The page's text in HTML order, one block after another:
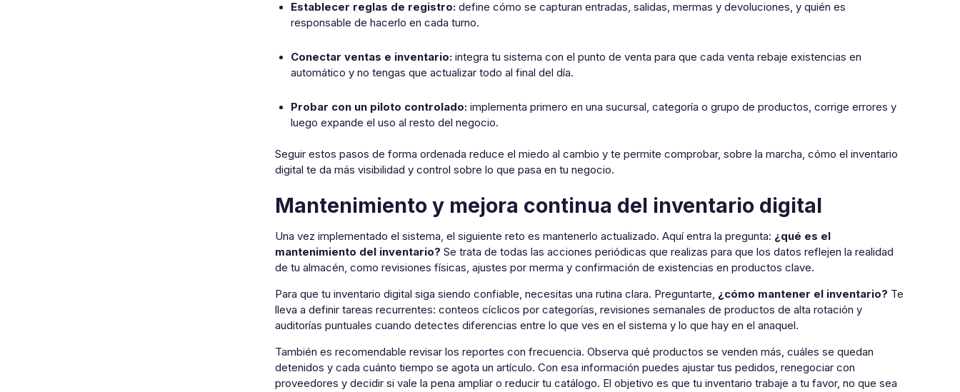
Establecer reglas de registro: define cómo se capturan entradas, salidas, mermas y devoluciones, y quién es
responsable de hacerlo en cada turno.
Conectar ventas e inventario: integra tu sistema con el punto de venta para que cada venta rebaje existencias en
automático y no tengas que actualizar todo al final del día.
Probar con un piloto controlado: implementa primero en una sucursal, categoría o grupo de productos, corrige errores y
luego expande el uso al resto del negocio.
Seguir estos pasos de forma ordenada reduce el miedo al cambio y te permite comprobar, sobre la marcha, cómo el inventario
digital te da más visibilidad y control sobre lo que pasa en tu negocio.
Mantenimiento y mejora continua del inventario digital
Una vez implementado el sistema, el siguiente reto es mantenerlo actualizado. Aquí entra la pregunta: ¿qué es el
mantenimiento del inventario? Se trata de todas las acciones periódicas que realizas para que los datos reflejen la realidad
de tu almacén, como revisiones físicas, ajustes por merma y confirmación de existencias en productos clave.
Para que tu inventario digital siga siendo confiable, necesitas una rutina clara. Preguntarte, ¿cómo mantener el inventario? Te
lleva a definir tareas recurrentes: conteos cíclicos por categorías, revisiones semanales de productos de alta rotación y
auditorías puntuales cuando detectes diferencias entre lo que ves en el sistema y lo que hay en el anaquel.
También es recomendable revisar los reportes con frecuencia. Observa qué productos se venden más, cuáles se quedan
detenidos y cada cuánto tiempo se agota un artículo. Con esa información puedes ajustar tus pedidos, renegociar con
proveedores y decidir si vale la pena ampliar o reducir tu catálogo. El objetivo es que tu inventario trabaje a tu favor, no que sea